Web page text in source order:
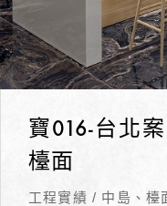
寶016-台北
檯面
工程實績 / 中島、檯